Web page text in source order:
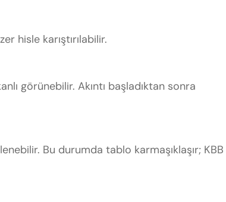
hisle karıştırılabilir.
görünebilir. Akıntı başladıktan sonra
Bu durumda tablo karmaşıklaşır; KBB